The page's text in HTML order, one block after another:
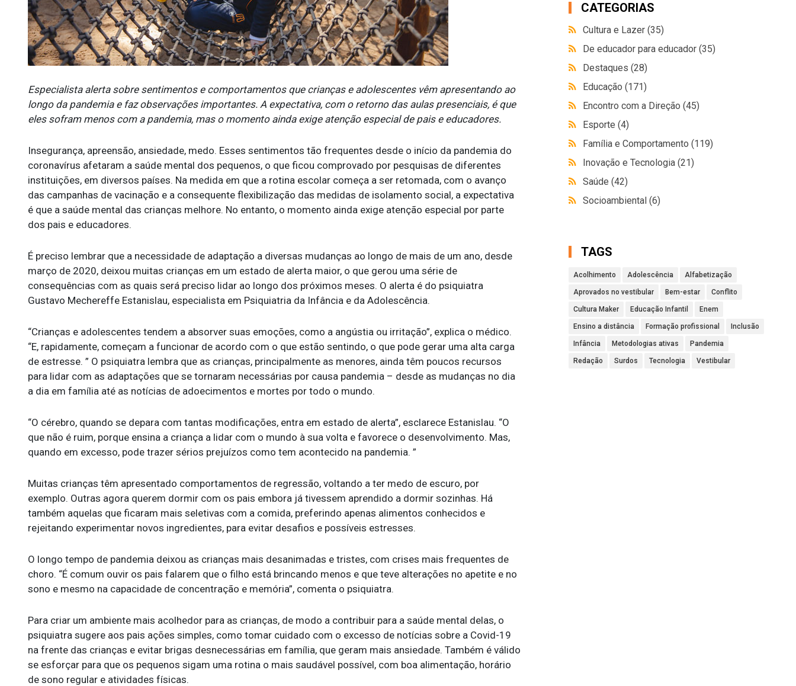
Especialista alerta sobre sentimentos e comportamentos que crianças e adolescentes vêm apresentando ao
longo da pandemia e faz observações importantes. A expectativa, com o retorno das aulas presenciais, é que
eles sofram menos com a pandemia, mas o momento ainda exige atenção especial de pais e educadores.
Insegurança, apreensão, ansiedade, medo. Esses sentimentos tão frequentes desde o início da pandemia do
coronavírus afetaram a saúde mental dos pequenos, o que ficou comprovado por pesquisas de diferentes
instituições, em diversos países. Na medida em que a rotina escolar começa a ser retomada, com o avanço
das campanhas de vacinação e a consequente flexibilização das medidas de isolamento social, a expectativa
é que a saúde mental das crianças melhore. No entanto, o momento ainda exige atenção especial por parte
dos pais e educadores.
É preciso lembrar que a necessidade de adaptação a diversas mudanças ao longo de mais de um ano, desde
março de 2020, deixou muitas crianças em um estado de alerta maior, o que gerou uma série de
consequências com as quais será preciso lidar ao longo dos próximos meses. O alerta é do psiquiatra
Gustavo Mechereffe Estanislau, especialista em Psiquiatria da Infância e da Adolescência.
“Crianças e adolescentes tendem a absorver suas emoções, como a angústia ou irritação”, explica o médico.
“E, rapidamente, começam a funcionar de acordo com o que estão sentindo, o que pode gerar uma alta carga
de estresse. ” O psiquiatra lembra que as crianças, principalmente as menores, ainda têm poucos recursos
para lidar com as adaptações que se tornaram necessárias por causa pandemia – desde as mudanças no dia
a dia em família até as notícias de adoecimentos e mortes por todo o mundo.
“O cérebro, quando se depara com tantas modificações, entra em estado de alerta”, esclarece Estanislau. “O
que não é ruim, porque ensina a criança a lidar com o mundo à sua volta e favorece o desenvolvimento. Mas,
quando em excesso, pode trazer sérios prejuízos como tem acontecido na pandemia. ”
Muitas crianças têm apresentado comportamentos de regressão, voltando a ter medo de escuro, por
exemplo. Outras agora querem dormir com os pais embora já tivessem aprendido a dormir sozinhas. Há
também aquelas que ficaram mais seletivas com a comida, preferindo apenas alimentos conhecidos e
rejeitando experimentar novos ingredientes, para evitar desafios e possíveis estresses.
O longo tempo de pandemia deixou as crianças mais desanimadas e tristes, com crises mais frequentes de
choro. “É comum ouvir os pais falarem que o filho está brincando menos e que teve alterações no apetite e no
sono e mesmo na capacidade de concentração e memória”, comenta o psiquiatra.
Para criar um ambiente mais acolhedor para as crianças, de modo a contribuir para a saúde mental delas, o
psiquiatra sugere aos pais ações simples, como tomar cuidado com o excesso de notícias sobre a Covid-19
na frente das crianças e evitar brigas desnecessárias em família, que geram mais ansiedade. Também é válido
se esforçar para que os pequenos sigam uma rotina o mais saudável possível, com boa alimentação, horário
de sono regular e atividades físicas.
CATEGORIAS
Cultura e Lazer(35)
De educador para educador(35)
Destaques(28)
Educação(171)
Encontro com a Direção(45)
Esporte(4)
Família e Comportamento(119)
Inovação e Tecnologia(21)
Saúde(42)
Socioambiental(6)
TAGS
Acolhimento Adolescência Alfabetização
Aprovados no vestibular Bem-estar Conflito
Cultura Maker Educação Infantil Enem
Ensino a distância Formação profissional Inclusão
Infância Metodologias ativas Pandemia
Redação Surdos Tecnologia Vestibular